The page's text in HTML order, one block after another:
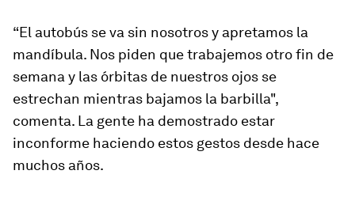
“El autobús se va sin nosotros y apretamos la
mandíbula. Nos piden que trabajemos otro fin de
semana y las órbitas de nuestros ojos se
estrechan mientras bajamos la barbilla",
comenta. La gente ha demostrado estar
inconforme haciendo estos gestos desde hace
muchos años.